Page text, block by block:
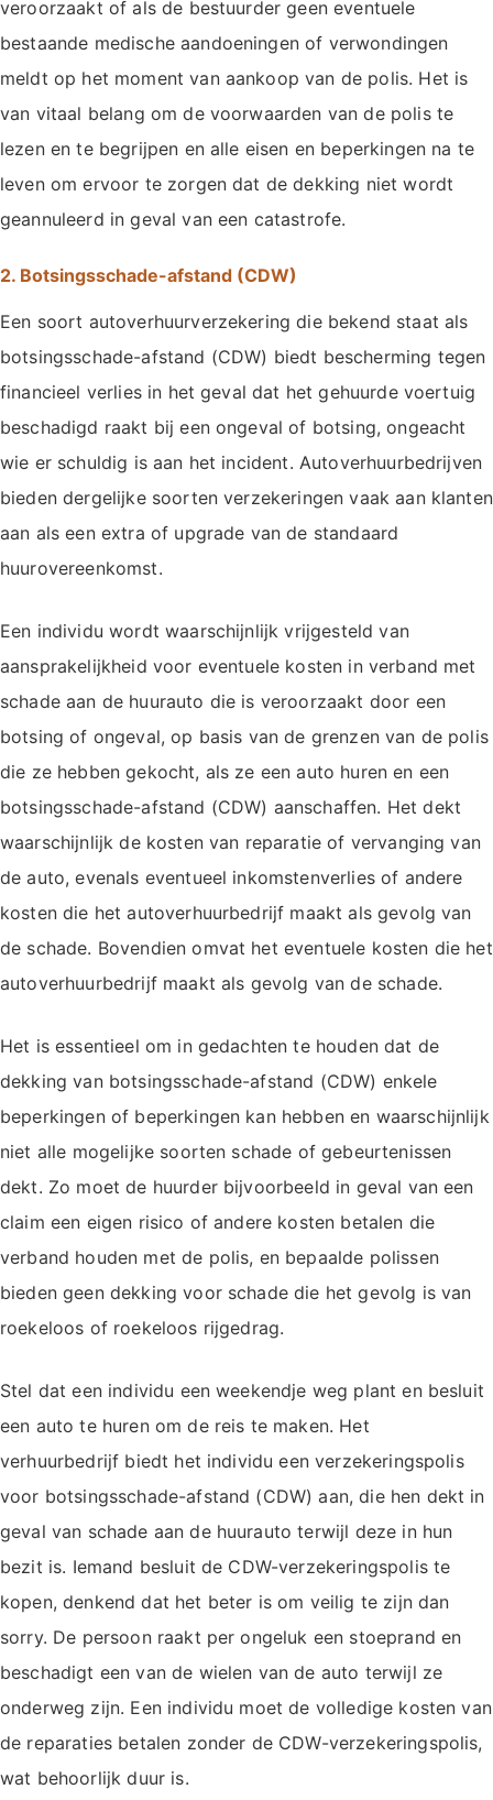
veroorzaakt of als de bestuurder geen eventuele
bestaande medische aandoeningen of verwondingen
meldt op het moment van aankoop van de polis. Het is
van vitaal belang om de voorwaarden van de polis te
lezen en te begrijpen en alle eisen en beperkingen na te
leven om ervoor te zorgen dat de dekking niet wordt
geannuleerd in geval van een catastrofe.
2. Botsingsschade-afstand (CDW)
Een soort autoverhuurverzekering die bekend staat als
botsingsschade-afstand (CDW) biedt bescherming tegen
financieel verlies in het geval dat het gehuurde voertuig
beschadigd raakt bij een ongeval of botsing, ongeacht
wie er schuldig is aan het incident. Autoverhuurbedrijven
bieden dergelijke soorten verzekeringen vaak aan klanten
aan als een extra of upgrade van de standaard
huurovereenkomst.
Een individu wordt waarschijnlijk vrijgesteld van
aansprakelijkheid voor eventuele kosten in verband met
schade aan de huurauto die is veroorzaakt door een
botsing of ongeval, op basis van de grenzen van de polis
die ze hebben gekocht, als ze een auto huren en een
botsingsschade-afstand (CDW) aanschaffen. Het dekt
waarschijnlijk de kosten van reparatie of vervanging van
de auto, evenals eventueel inkomstenverlies of andere
kosten die het autoverhuurbedrijf maakt als gevolg van
de schade. Bovendien omvat het eventuele kosten die het
autoverhuurbedrijf maakt als gevolg van de schade.
Het is essentieel om in gedachten te houden dat de
dekking van botsingsschade-afstand (CDW) enkele
beperkingen of beperkingen kan hebben en waarschijnlijk
niet alle mogelijke soorten schade of gebeurtenissen
dekt. Zo moet de huurder bijvoorbeeld in geval van een
claim een eigen risico of andere kosten betalen die
verband houden met de polis, en bepaalde polissen
bieden geen dekking voor schade die het gevolg is van
roekeloos of roekeloos rijgedrag.
Stel dat een individu een weekendje weg plant en besluit
een auto te huren om de reis te maken. Het
verhuurbedrijf biedt het individu een verzekeringspolis
voor botsingsschade-afstand (CDW) aan, die hen dekt in
geval van schade aan de huurauto terwijl deze in hun
bezit is. Iemand besluit de CDW-verzekeringspolis te
kopen, denkend dat het beter is om veilig te zijn dan
sorry. De persoon raakt per ongeluk een stoeprand en
beschadigt een van de wielen van de auto terwijl ze
onderweg zijn. Een individu moet de volledige kosten van
de reparaties betalen zonder de CDW-verzekeringspolis,
wat behoorlijk duur is.